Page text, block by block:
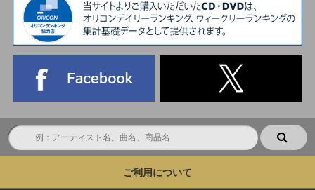
にご用意ください。発行が間に合わなかった場合の対応はいたしかねます。
※「パスポート」「マイナンバーカード」は未成年の方でも発行が可能で
す。(未成年の方は、保護者の方の同意が必要です)ご本人様確認は、今後開
催されるイベント等でも実施されることがありますので、この機会に事前の
ご準備をお願いいたします。
※『顔写真付き指定身分証明書』のお忘れ、紛失、不備などによりご本人様
確認ができない場合は、ご参加をお断りさせていただきます。あらかじめご
了承ください。
初回プレス封入特典：購入者限定特典応募抽選券 (シリアルナンバー)
※詳細は決定次第、後日発表いたします。
（2026/1/23更新）
※初回生産分のみの封入となります。初回生産分終了後も商品ページの表記
の変更はございません。ご了承ください。
ご利用について